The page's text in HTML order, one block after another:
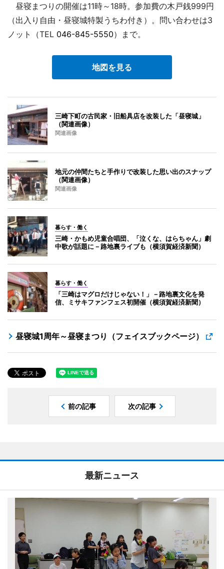
昼寝まつりの開催は11時～18時。参加費の木戸銭999円
（出入り自由・昼寝城特製うちわ付き）。問い合わせは3
ノット（TEL 046-845-5550）まで。
地図を見る
三崎下町の古民家・旧船具店を改装した「昼寝城」
（関連画像）
関連画像
地元の仲間たちと手作りで改装した思い出のスナップ
（関連画像）
関連画像
暮らす・働く
三崎・かもめ児童合唱団、「泣くな、はらちゃん」劇
中歌が話題に－路地裏ライブも（横須賀経済新聞）
暮らす・働く
「三崎はマグロだけじゃない！」－路地裏文化を発
信、ミサキファンフェス初開催（横須賀経済新聞）
昼寝城1周年～昼寝まつり（フェイスブックページ）
前の記事 次の記事
最新ニュース